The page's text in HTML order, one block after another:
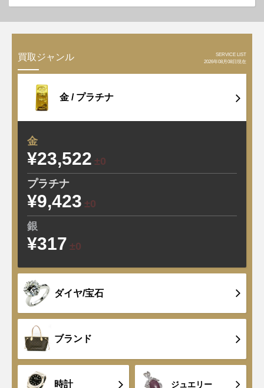
買取ジャンル
SERVICE LIST
2026年08月08日現在
金 / プラチナ
金
¥23,522 ±0
プラチナ
¥9,423 ±0
銀
¥317 ±0
ダイヤ/宝石
ブランド
時計 ジュエリー